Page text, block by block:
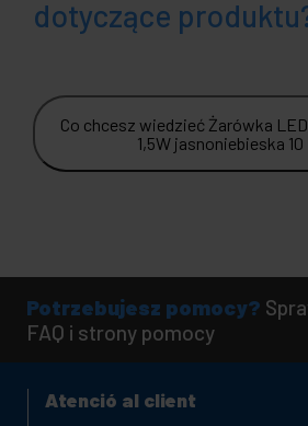
dotyczące
Co chcesz wiedzieć Żarówka LED
1,5W jasnoniebieska
Potrzebujesz pomocy?
FAQ i strony pomocy
Atenció al client